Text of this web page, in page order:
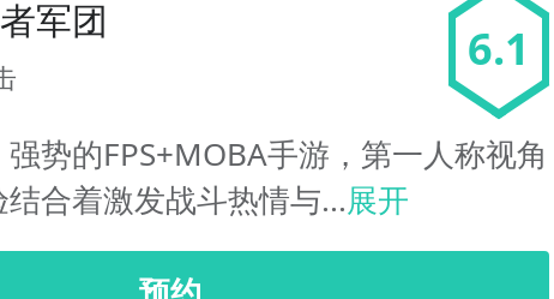
军团 6.1
强势的FPS+MOBA手游，第一人称视角
合着激发战斗热情与...展开